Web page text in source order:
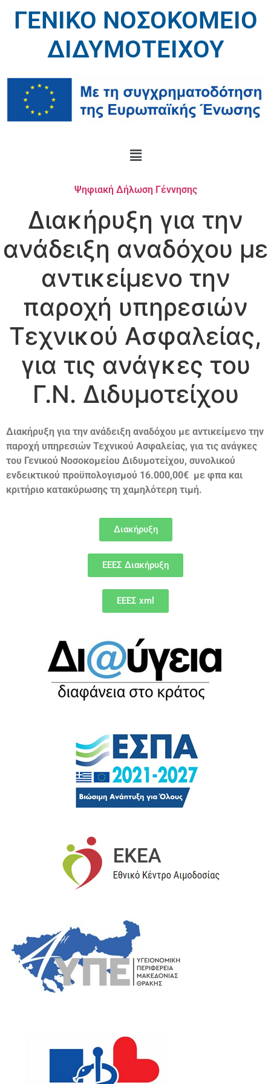
ΓΕΝΙΚΟ ΝΟΣΟΚΟΜΕΙΟ
ΔΙΔΥΜΟΤΕΙΧΟΥ
Ψηφιακή Δήλωση Γέννησης
Διακήρυξη για την
ανάδειξη αναδόχου με
αντικείμενο την
παροχή υπηρεσιών
Τεχνικού Ασφαλείας,
για τις ανάγκες του
Γ.Ν. Διδυμοτείχου
Διακήρυξη για την ανάδειξη αναδόχου με αντικείμενο την
παροχή υπηρεσιών Τεχνικού Ασφαλείας, για τις ανάγκες
του Γενικού Νοσοκομείου Διδυμοτείχου, συνολικού
ενδεικτικού προϋπολογισμού 16.000,00€ με φπα και
κριτήριο κατακύρωσης τη χαμηλότερη τιμή.
Διακήρυξη
EEEΣ Διακήρυξη
ΕΕΕΣ xml